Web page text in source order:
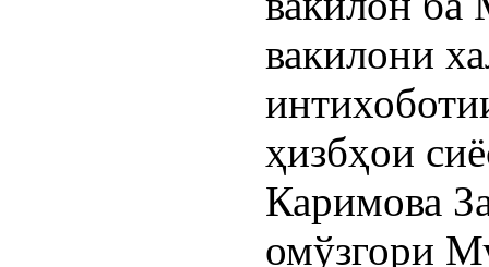
вакилони
ҳизбҳои
Каримова
омўзгори